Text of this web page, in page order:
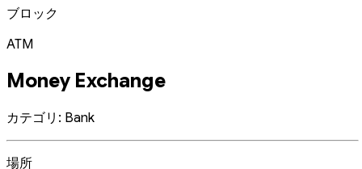
ブロック
ATM
Money Exchange
カテゴリ: Bank
場所